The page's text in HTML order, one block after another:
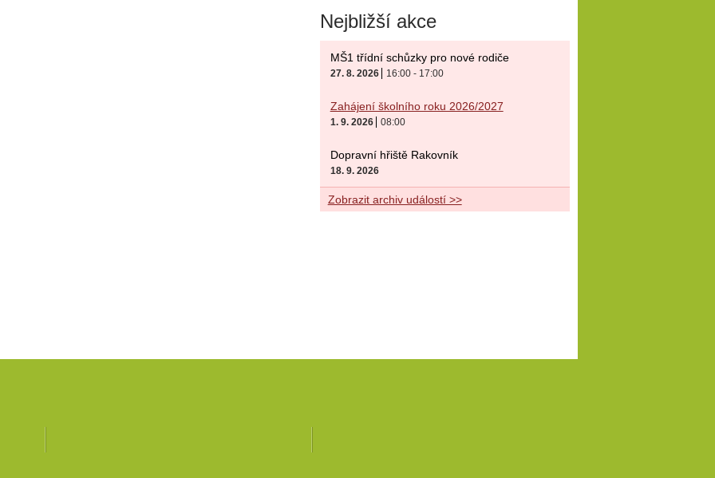
Nejbližší akce
MŠ1 třídní schůzky pro nové rodiče
27. 8. 2026 16:00 - 17:00
Zahájení školního roku 2026/2027
1. 9. 2026 08:00
Dopravní hřiště Rakovník
18. 9. 2026
Zobrazit archiv událostí >>